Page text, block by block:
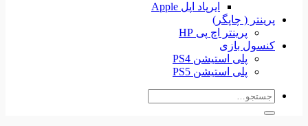
ایرپاد اپل Apple
پرینتر ( چاپگر)
پرینتر اچ پی HP
کنسول بازی
پلی استیشن PS4
پلی استیشن PS5
جستجو